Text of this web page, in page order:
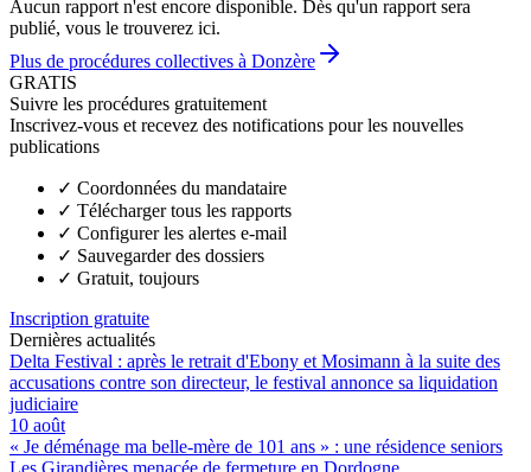
Aucun rapport n'est encore disponible. Dès qu'un rapport sera
publié, vous le trouverez ici.
Plus de procédures collectives à Donzère
GRATIS
Suivre les procédures gratuitement
Inscrivez-vous et recevez des notifications pour les nouvelles
publications
✓ Coordonnées du mandataire
✓ Télécharger tous les rapports
✓ Configurer les alertes e-mail
✓ Sauvegarder des dossiers
✓ Gratuit, toujours
Inscription gratuite
Dernières actualités
Delta Festival : après le retrait d'Ebony et Mosimann à la suite des
accusations contre son directeur, le festival annonce sa liquidation
judiciaire
10 août
« Je déménage ma belle-mère de 101 ans » : une résidence seniors
Les Girandières menacée de fermeture en Dordogne